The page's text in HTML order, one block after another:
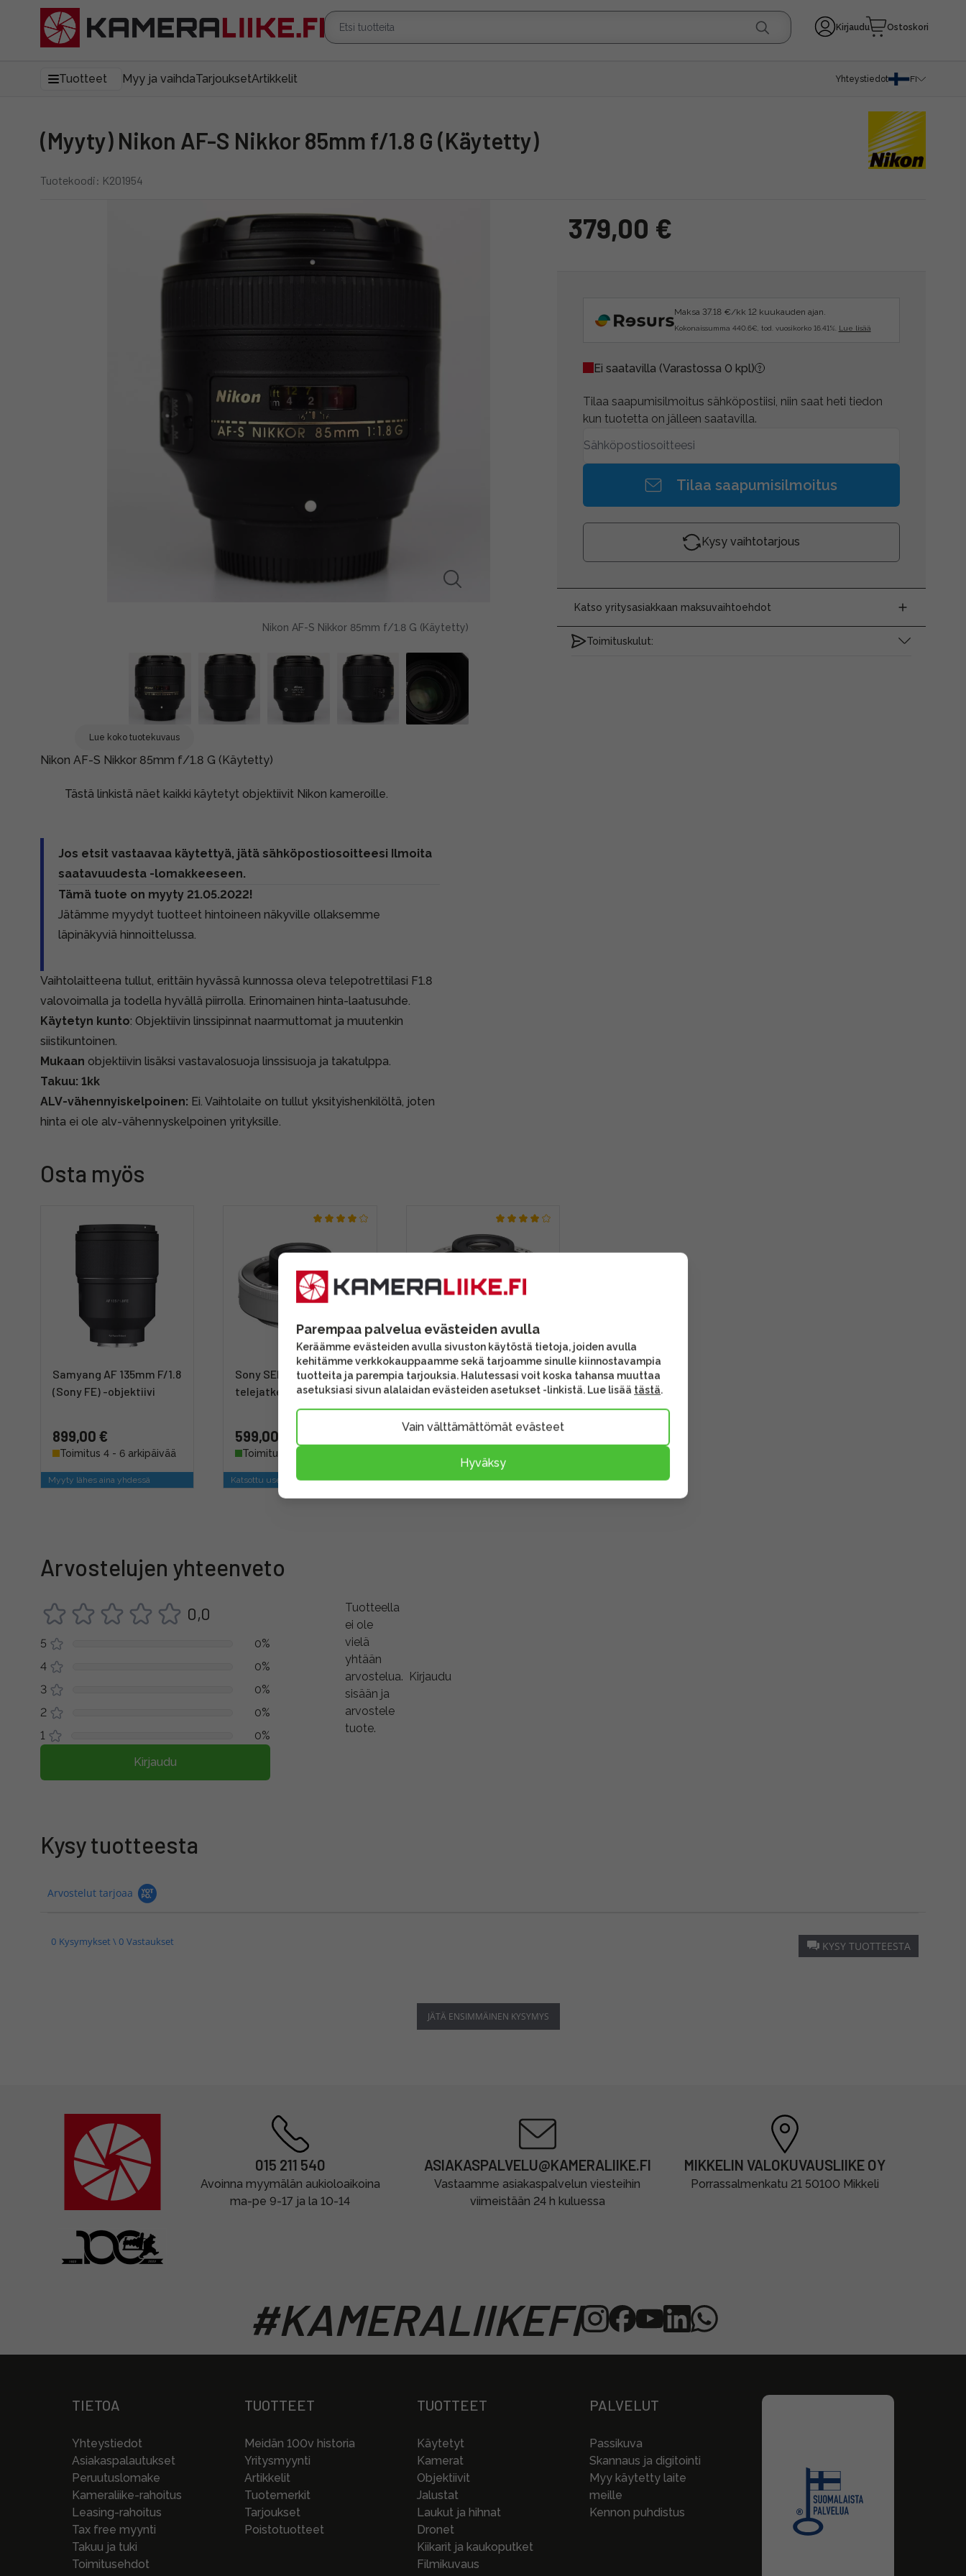
Kirjaudu Ostoskori
Tuotteet Myy ja vaihdaTarjouksetArtikkelit Yhteystiedot FI
(Myyty) Nikon AF-S Nikkor 85mm f/1.8 G (Käytetty)
Tuotekoodi: K201954
Nikon AF-S Nikkor 85mm f/1.8 G (Käytetty)
Lue koko tuotekuvaus
379,00 €
Maksa 37.18 €/kk 12 kuukauden ajan.
Kokonaissumma 440.6€, tod. vuosikorko 16.41%. Lue lisää
Ei saatavilla (Varastossa 0 kpl)
Tilaa saapumisilmoitus sähköpostiisi, niin saat heti tiedon
kun tuotetta on jälleen saatavilla.
Tilaa saapumisilmoitus
Kysy vaihtotarjous
Katso yritysasiakkaan maksuvaihtoehdot
Toimituskulut:
Nikon AF-S Nikkor 85mm f/1.8 G (Käytetty)
Tästä linkistä näet kaikki käytetyt objektiivit Nikon kameroille.
Jos etsit vastaavaa käytettyä, jätä sähköpostiosoitteesi Ilmoita
saatavuudesta -lomakkeeseen.
Tämä tuote on myyty 21.05.2022!
Jätämme myydyt tuotteet hintoineen näkyville ollaksemme
läpinäkyviä hinnoittelussa.
Vaihtolaitteena tullut, erittäin hyvässä kunnossa oleva telepotrettilasi F1.8
valovoimalla ja todella hyvällä piirrolla. Erinomainen hinta-laatusuhde.
Käytetyn kunto: Objektiivin linssipinnat naarmuttomat ja muutenkin
siistikuntoinen.
Mukaan objektiivin lisäksi vastavalosuoja linssisuoja ja takatulppa.
Takuu: 1kk
ALV-vähennyiskelpoinen: Ei. Vaihtolaite on tullut yksityishenkilöltä, joten
hinta ei ole alv-vähennyskelpoinen yrityksille.
Osta myös
Samyang AF 135mm F/1.8
(Sony FE) -objektiivi
899,00 €
Toimitus 4 - 6 arkipäivää
Myyty lähes aina yhdessä
Sony SEL14TC 1.4X -
telejatke
599,00 €
Toimitus heti
Katsottu usein yhdessä
Sony SEL20TC 2X -
telejatke
599,00 €
Katsottu usein yhdessä
Arvostelujen yhteenveto
0,0
5
0%
4
0%
3
0%
2
0%
1
0%
Kirjaudu
Tuotteella
ei ole
vielä
yhtään
arvostelua. Kirjaudu
sisään ja
arvostele
tuote.
Kysy tuotteesta
Arvostelut tarjoaa
0 Kysymykset \ 0 Vastaukset KYSY TUOTTEESTA
JÄTÄ ENSIMMÄINEN KYSYMYS
015 211 540
Avoinna myymälän aukioloaikoina
ma-pe 9-17 ja la 10-14
ASIAKASPALVELU@KAMERALIIKE.FI
Vastaamme asiakaspalvelun viesteihin
viimeistään 24 h kuluessa
MIKKELIN VALOKUVAUSLIIKE OY
Porrassalmenkatu 21 50100 Mikkeli
#KAMERALIIKEFI
TIETOA
Yhteystiedot
Asiakaspalautukset
Peruutuslomake
Kameraliike-rahoitus
Leasing-rahoitus
Tax free myynti
Takuu ja tuki
Toimitusehdot
TUOTTEET
Meidän 100v historia
Yritysmyynti
Artikkelit
Tuotemerkit
Tarjoukset
Poistotuotteet
TUOTTEET
Käytetyt
Kamerat
Objektiivit
Jalustat
Laukut ja hihnat
Dronet
Kiikarit ja kaukoputket
Filmikuvaus
PALVELUT
Passikuva
Skannaus ja digitointi
Myy käytetty laite
meille
Kennon puhdistus
Parempaa palvelua evästeiden avulla
Keräämme evästeiden avulla sivuston käytöstä tietoja, joiden avulla
kehitämme verkkokauppaamme sekä tarjoamme sinulle kiinnostavampia
tuotteita ja parempia tarjouksia. Halutessasi voit koska tahansa muuttaa
asetuksiasi sivun alalaidan evästeiden asetukset -linkistä. Lue lisää tästä.
Vain välttämättömät evästeet
Hyväksy